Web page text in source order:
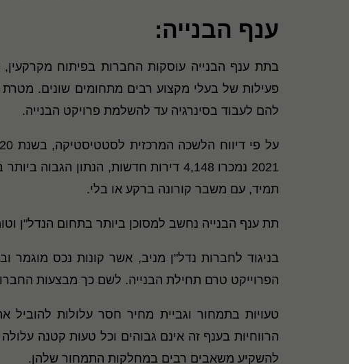
ענף הבנייה:
בתת ענף הבנייה עוסקות החברות בפיתוח מקרקעין,
פעילות של בעלי מקצוע רבים מתחומים שונים. מטרת
להם לעבוד בסינרגיה עד להשלמת פרויקט הבנייה.
תמיד, עם משבר קורונה ברקע או בלי.
תת ענף הבנייה נחשב למסוכן ביותר בתחום הנדל"ן
בניגוד לחברות נדל"ן מניב, אשר קונות נכס
הפרוייקט טרם תחילת הבנייה. לשם כך מבצעות
טעויות בתמחור וגביית מחיר חסר עלולות
הרווחיות בענף זה אינם גבוהים וכל טעות קטנה
להשקיע משאבים רבים במחלקות התמחור שלהן.